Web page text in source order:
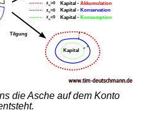
die Asche auf dem Konto